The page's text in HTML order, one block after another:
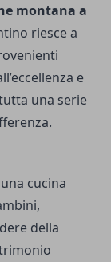
montana a
riesce a
e
una serie
cucina
della